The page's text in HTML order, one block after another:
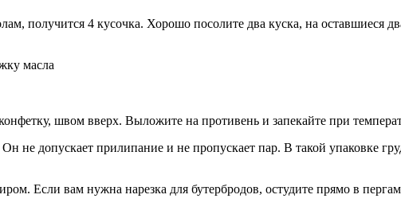
получится 4 кусочка. Хорошо посолите два куска, на
масла
швом вверх. Выложите на противень и запекайте при
не допускает прилипание и не пропускает пар. В такой упаковке
Если вам нужна нарезка для бутербродов, остудите прямо в